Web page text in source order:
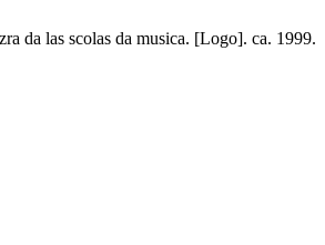
da las scolas da musica. [Logo]. ca. 1999.